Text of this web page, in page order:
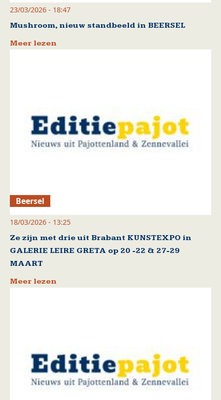
23/03/2026 - 18:47
Mushroom, nieuw standbeeld in BEERSEL
Meer lezen
Beersel
18/03/2026 - 13:25
Ze zijn met drie uit Brabant KUNSTEXPO in
GALERIE LEIRE GRETA op 20 -22 & 27-29
MAART
Meer lezen